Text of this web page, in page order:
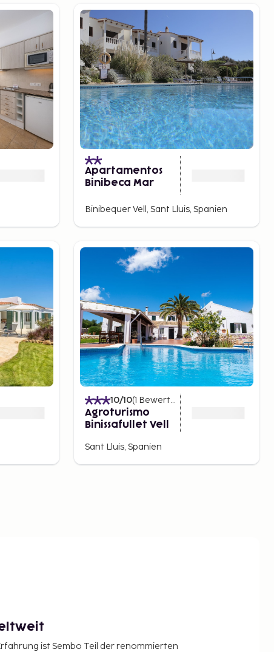
Apartamentos
Binibeca Mar
Binibequer Vell, Sant Lluis, Spanien
10/10(1 Bewertungen
Agroturismo
Binissafullet Vell
Sant Lluis, Spanien
ist Sembo Teil der renommierten